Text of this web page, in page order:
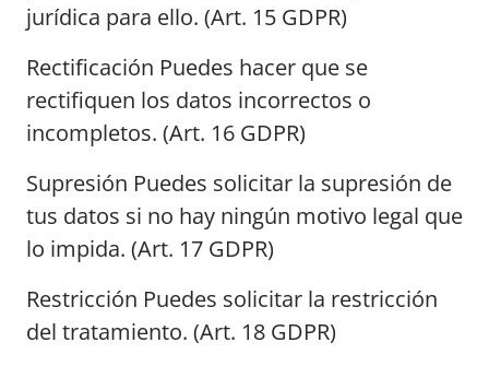
jurídica para ello. (Art. 15 GDPR)
Rectificación Puedes hacer que se
rectifiquen los datos incorrectos o
incompletos. (Art. 16 GDPR)
Supresión Puedes solicitar la supresión de
tus datos si no hay ningún motivo legal que
lo impida. (Art. 17 GDPR)
Restricción Puedes solicitar la restricción
del tratamiento. (Art. 18 GDPR)